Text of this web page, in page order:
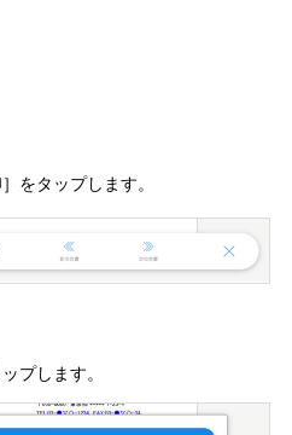
をタップします。
プします。